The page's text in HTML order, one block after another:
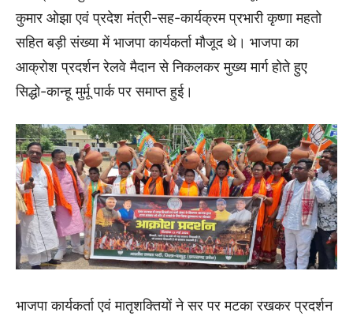
कुमार ओझा एवं प्रदेश मंत्री-सह-कार्यक्रम प्रभारी कृष्णा महतो
सहित बड़ी संख्या में भाजपा कार्यकर्ता मौजूद थे। भाजपा का
आक्रोश प्रदर्शन रेलवे मैदान से निकलकर मुख्य मार्ग होते हुए
सिद्धो-कान्हू मुर्मू पार्क पर समाप्त हुई।
भाजपा कार्यकर्ता एवं मातृशक्तियों ने सर पर मटका रखकर प्रदर्शन